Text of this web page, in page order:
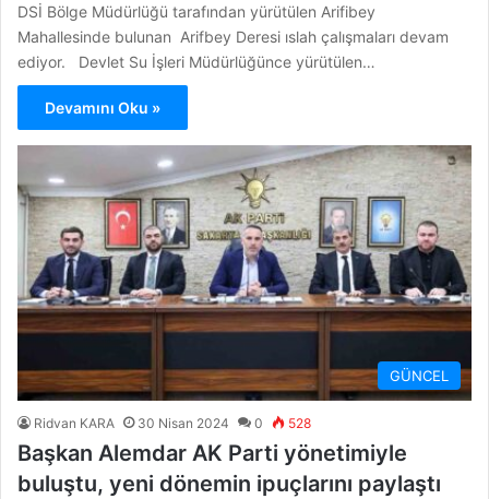
DSİ Bölge Müdürlüğü tarafından yürütülen Arifibey
Mahallesinde bulunan Arifbey Deresi ıslah çalışmaları devam
ediyor. Devlet Su İşleri Müdürlüğünce yürütülen…
Devamını Oku »
GÜNCEL
Ridvan KARA 30 Nisan 2024 0 528
Başkan Alemdar AK Parti yönetimiyle
buluştu, yeni dönemin ipuçlarını paylaştı